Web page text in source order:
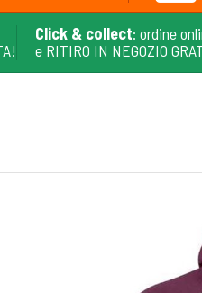
Click & collect: ordine
e RITIRO IN NEGOZIO